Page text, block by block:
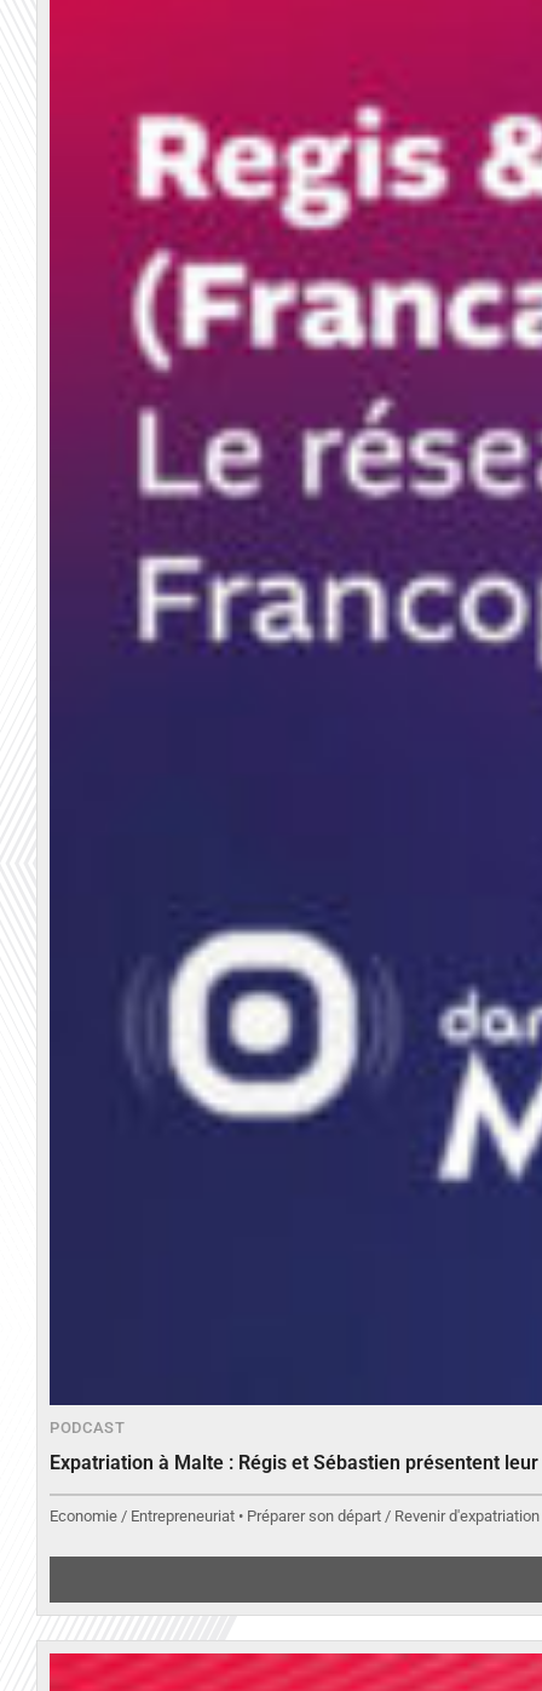
PODCAST
Expatriation à Malte : Régis et Sébastien présentent
Economie / Entrepreneuriat • Préparer son départ / Revenir d'expatriation